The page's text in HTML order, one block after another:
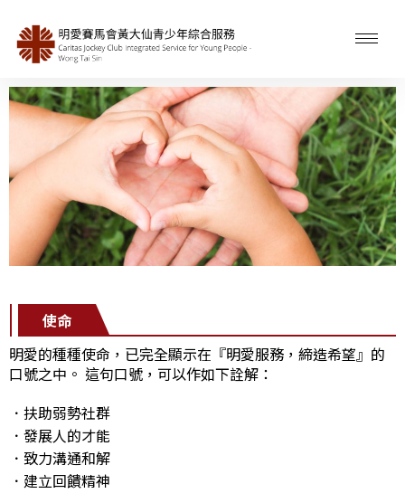
使命
明愛的種種使命，已完全顯示在『明愛服務，締造希望』的
口號之中。 這句口號，可以作如下詮解：
．扶助弱勢社群
．發展人的才能
．致力溝通和解
．建立回饋精神